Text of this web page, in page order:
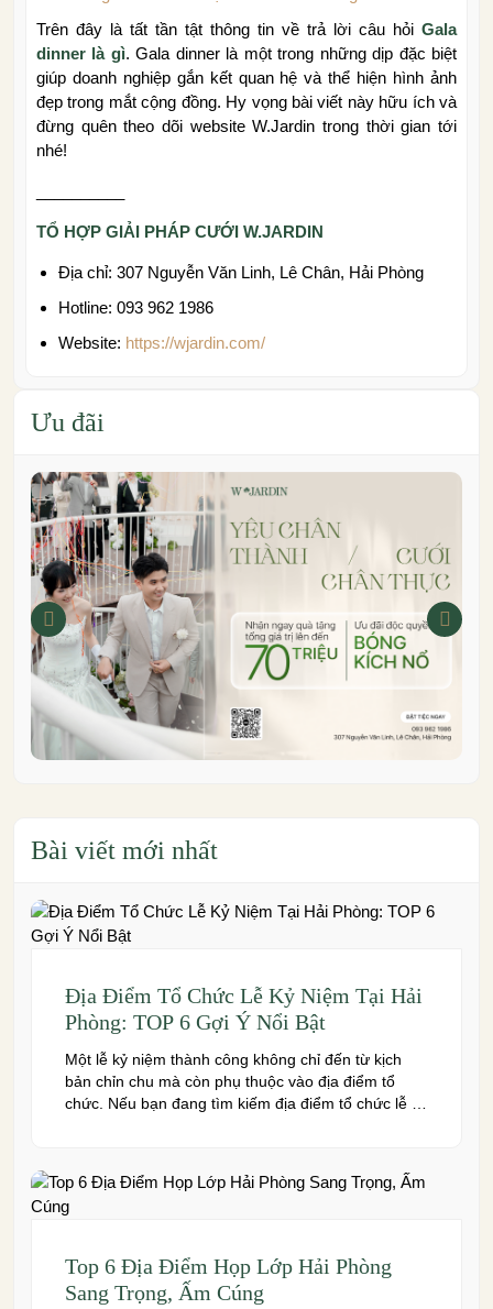
Trên đây là tất tần tật thông tin về trả lời câu hỏi Gala
dinner là gì. Gala dinner là một trong những dịp đặc biệt
giúp doanh nghiệp gắn kết quan hệ và thể hiện hình ảnh
đẹp trong mắt cộng đồng. Hy vọng bài viết này hữu ích và
đừng quên theo dõi website W.Jardin trong thời gian tới
nhé!
TỔ HỢP GIẢI PHÁP CƯỚI W.JARDIN
Địa chỉ: 307 Nguyễn Văn Linh, Lê Chân, Hải Phòng
Hotline: 093 962 1986
Website: https://wjardin.com/
Ưu đãi
Bài viết mới nhất
Địa Điểm Tổ Chức Lễ Kỷ Niệm Tại Hải
Phòng: TOP 6 Gợi Ý Nổi Bật
Một lễ kỷ niệm thành công không chỉ đến từ kịch
bản chỉn chu mà còn phụ thuộc vào địa điểm tổ
chức. Nếu bạn đang tìm kiếm địa điểm tổ chức lễ kỷ
Top 6 Địa Điểm Họp Lớp Hải Phòng
Sang Trọng, Ấm Cúng